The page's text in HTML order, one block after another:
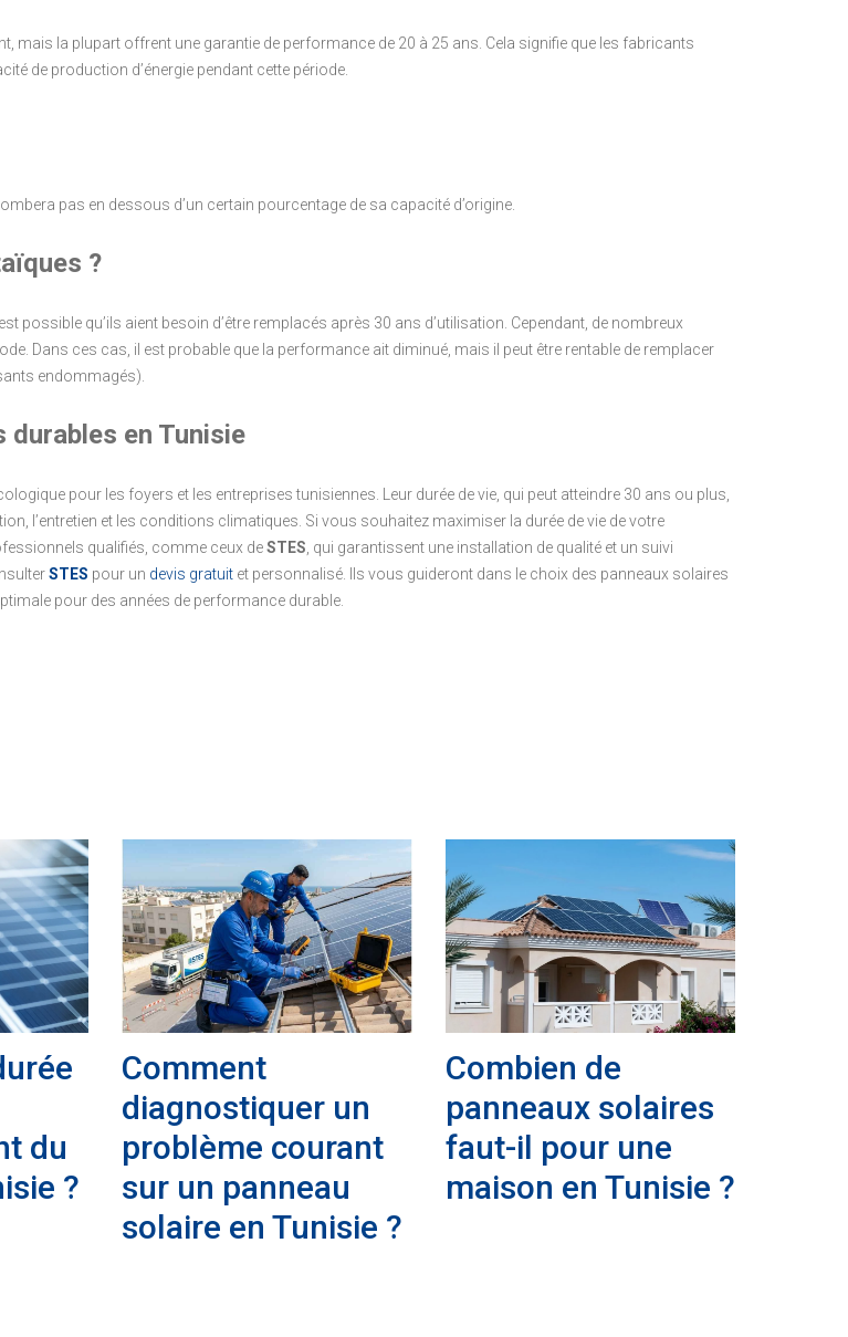
mais la plupart offrent une garantie de performance de 20 à 25 ans. Cela signifie que les fabricants
de production d’énergie pendant cette période.
pas en dessous d’un certain pourcentage de sa capacité d’origine.
?
possible qu’ils aient besoin d’être remplacés après 30 ans d’utilisation. Cependant, de nombreux
Dans ces cas, il est probable que la performance ait diminué, mais il peut être rentable de remplacer
endommagés).
en Tunisie
pour les foyers et les entreprises tunisiennes. Leur durée de vie, qui peut atteindre 30 ans ou plus,
l’entretien et les conditions climatiques. Si vous souhaitez maximiser la durée de vie de votre
qualifiés, comme ceux deSTES , qui garantissent une installation de qualité et un suivi
STES pour un devis gratuit et personnalisé. Ils vous guideront dans le choix des panneaux solaires
pour des années de performance durable.
du
?
Comment
diagnostiquer un
problème courant
sur un panneau
solaire en Tunisie ?
Combien de
panneaux solaires
faut-il pour une
maison en Tunisie ?